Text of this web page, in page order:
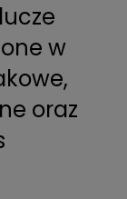
w
oraz